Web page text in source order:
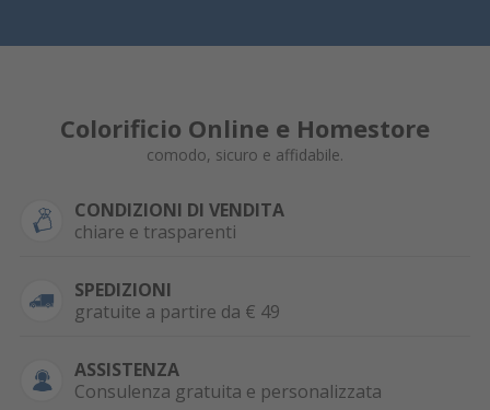
Colorificio Online e Homestore
comodo, sicuro e affidabile.
CONDIZIONI DI VENDITA
chiare e trasparenti
SPEDIZIONI
gratuite a partire da € 49
ASSISTENZA
Consulenza gratuita e personalizzata